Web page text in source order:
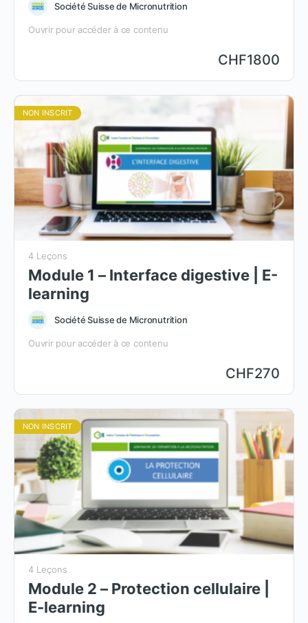
Société Suisse de Micronutrition
Ouvrir pour accéder à ce contenu
CHF1800
NON INSCRIT
4 Leçons
Module 1 – Interface digestive | E-
learning
Société Suisse de Micronutrition
Ouvrir pour accéder à ce contenu
CHF270
NON INSCRIT
4 Leçons
Module 2 – Protection cellulaire |
E-learning